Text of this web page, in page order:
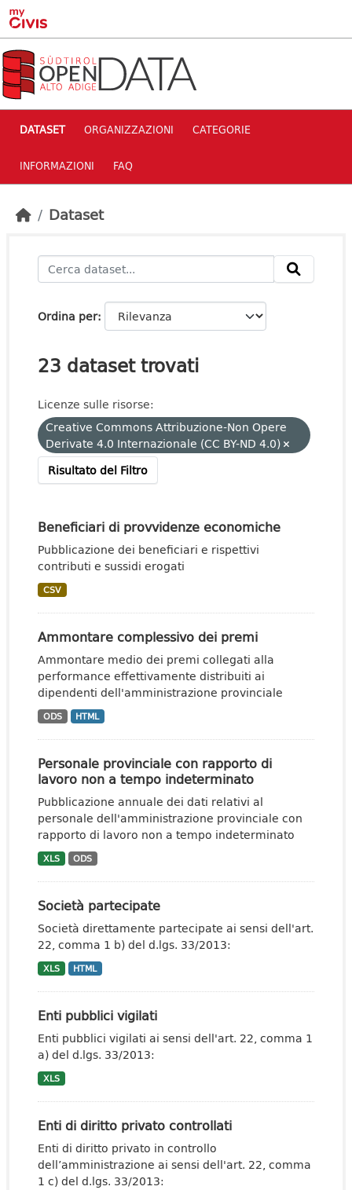
Skip to main content
DATASET ORGANIZZAZIONI CATEGORIE
INFORMAZIONI FAQ
Dataset
Ordina per
23 dataset trovati
Licenze sulle risorse:
Creative Commons Attribuzione-Non Opere
Derivate 4.0 Internazionale (CC BY-ND 4.0)
Risultato del Filtro
Beneficiari di provvidenze economiche
Pubblicazione dei beneficiari e rispettivi
contributi e sussidi erogati
CSV
Ammontare complessivo dei premi
Ammontare medio dei premi collegati alla
performance effettivamente distribuiti ai
dipendenti dell'amministrazione provinciale
ODS HTML
Personale provinciale con rapporto di
lavoro non a tempo indeterminato
Pubblicazione annuale dei dati relativi al
personale dell'amministrazione provinciale con
rapporto di lavoro non a tempo indeterminato
XLS ODS
Società partecipate
Società direttamente partecipate ai sensi dell'art.
22, comma 1 b) del d.lgs. 33/2013:
XLS HTML
Enti pubblici vigilati
Enti pubblici vigilati ai sensi dell'art. 22, comma 1
a) del d.lgs. 33/2013:
XLS
Enti di diritto privato controllati
Enti di diritto privato in controllo
dell’amministrazione ai sensi dell'art. 22, comma
1 c) del d.lgs. 33/2013: